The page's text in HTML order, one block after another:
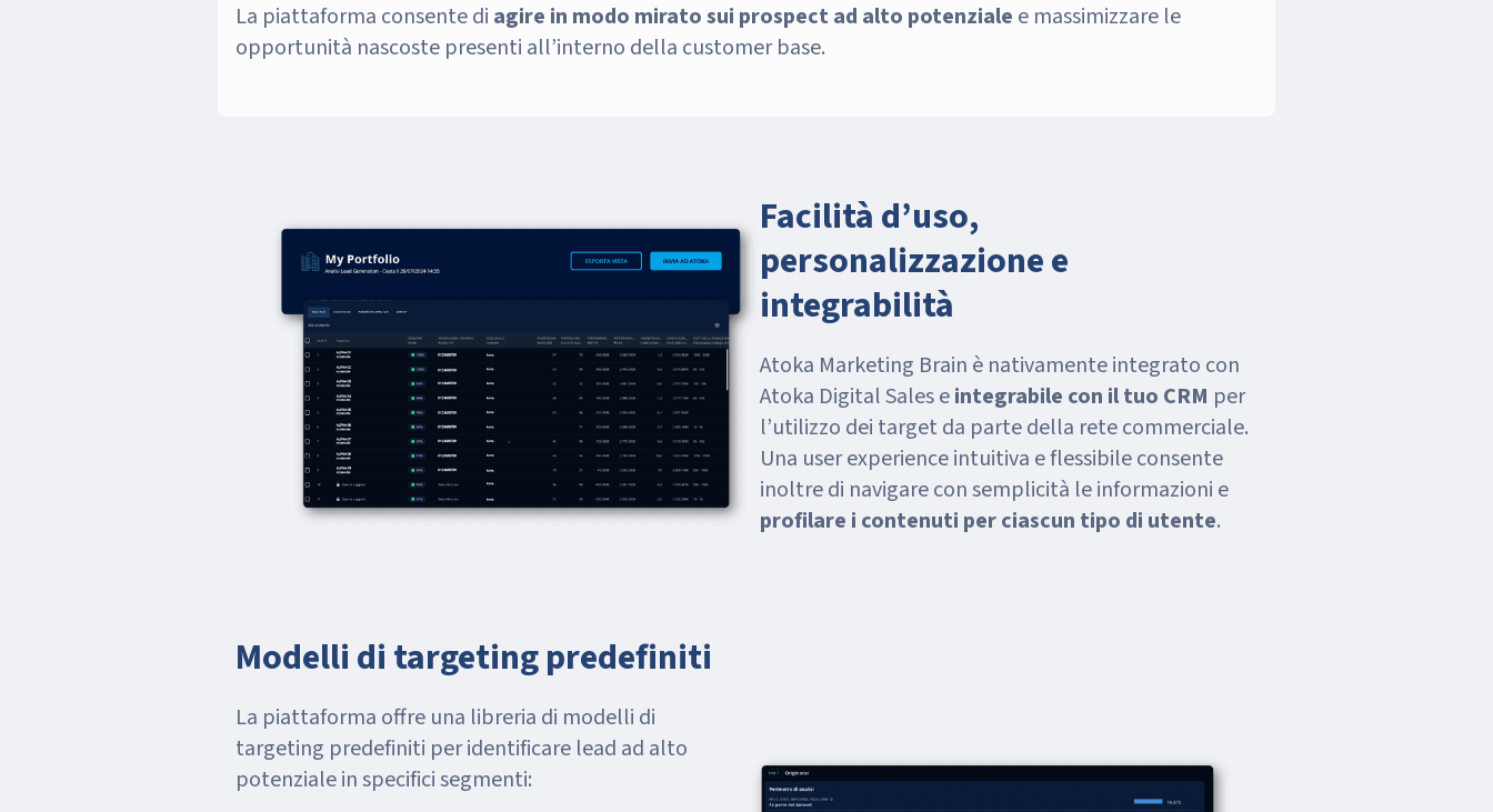
La piattaforma consente di agire in modo mirato sui prospect ad alto potenziale e massimizzare le
opportunità nascoste presenti all’interno della customer base.
Facilità d’uso,
personalizzazione e
integrabilità
Atoka Marketing Brain è nativamente integrato con
Atoka Digital Sales eintegrabile con il tuo CRM per
l’utilizzo dei target da parte della rete commerciale.
Una user experience intuitiva e flessibile consente
inoltre di navigare con semplicità le informazioni e
profilare i contenuti per ciascun tipo di utente.
Modelli di targeting predefiniti
La piattaforma offre una libreria di modelli di
targeting predefiniti per identificare lead ad alto
potenziale in specifici segmenti: